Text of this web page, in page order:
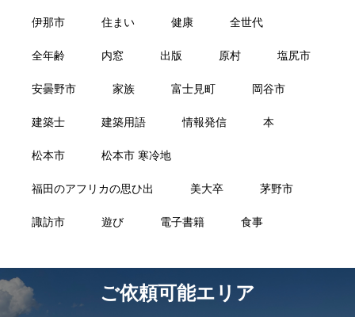
伊那市 住まい 健康 全世代
全年齢 内窓 出版 原村 塩尻市
安曇野市 家族 富士見町 岡谷市
建築士 建築用語 情報発信 本
松本市 松本市 寒冷地
福田のアフリカの思ひ出 美大卒 茅野市
諏訪市 遊び 電子書籍 食事
ご依頼可能エリア